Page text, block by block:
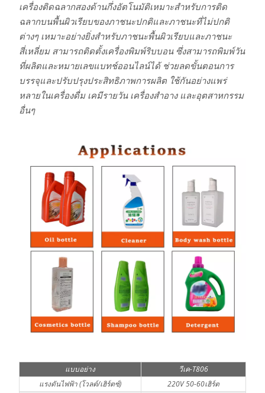
เครื่องติดฉลากสองด้านกึ่งอัตโนมัติเหมาะสำหรับการติด
ฉลากบนพื้นผิวเรียบของภาชนะปกติและภาชนะที่ไม่ปกติ
ต่างๆ เหมาะอย่างยิ่งสำหรับภาชนะพื้นผิวเรียบและภาชนะ
สี่เหลี่ยม สามารถติดตั้งเครื่องพิมพ์ริบบอน ซึ่งสามารถพิมพ์วัน
ที่ผลิตและหมายเลขแบทช์ออนไลน์ได้ ช่วยลดขั้นตอนการ
บรรจุและปรับปรุงประสิทธิภาพการผลิต ใช้กันอย่างแพร่
หลายในเครื่องดื่ม เคมีรายวัน เครื่องสำอาง และอุตสาหกรรม
อื่นๆ
แบบอย่าง
วีเค-T806
แรงดันไฟฟ้า (โวลต์/เฮิร์ตซ์)
220V 50-60เฮิร์ต